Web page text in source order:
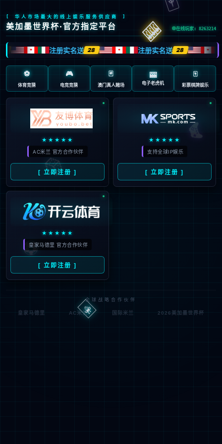
Oops，您请求的文件不存
Oops，Your request does not exist！